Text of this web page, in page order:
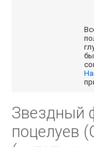
Звездный
поцелуев